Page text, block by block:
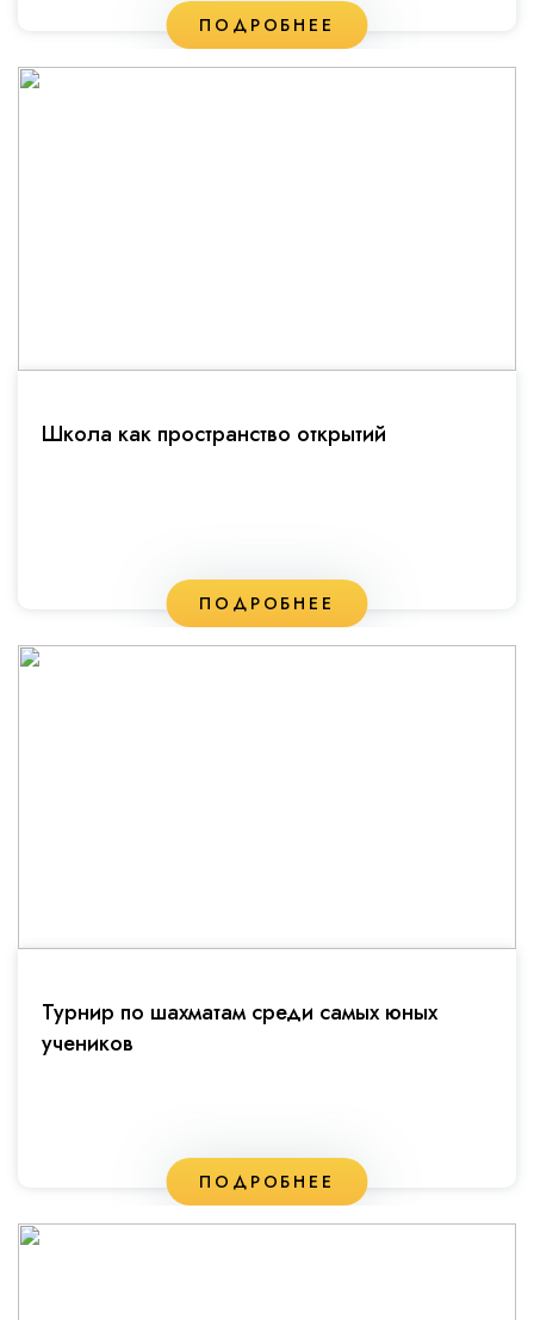
ПОДРОБНЕЕ
Школа как пространство открытий
ПОДРОБНЕЕ
Турнир по шахматам среди самых юных
учеников
ПОДРОБНЕЕ